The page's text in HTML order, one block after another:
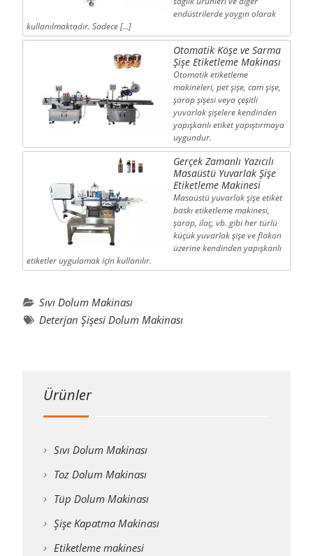
endüstrilerde yaygın olarak
kullanılmaktadır. Sadece […]
Otomatik Köşe ve Sarma
Şişe Etiketleme Makinası
Otomatik etiketleme
makineleri, pet şişe, cam şişe,
şarap şişesi veya çeşitli
yuvarlak şişelere kendinden
yapışkanlı etiket yapıştırmaya
uygundur.
Gerçek Zamanlı Yazıcılı
Masaüstü Yuvarlak Şişe
Etiketleme Makinesi
Masaüstü yuvarlak şişe etiket
baskı etiketleme makinesi,
şarap, ilaç, vb. gibi her türlü
küçük yuvarlak şişe ve flakon
üzerine kendinden yapışkanlı
etiketler uygulamak için kullanılır.
Sıvı Dolum Makinası
Deterjan Şişesi Dolum Makinası
Ürünler
Sıvı Dolum Makinası
Toz Dolum Makinası
Tüp Dolum Makinası
Şişe Kapatma Makinası
Etiketleme makinesi